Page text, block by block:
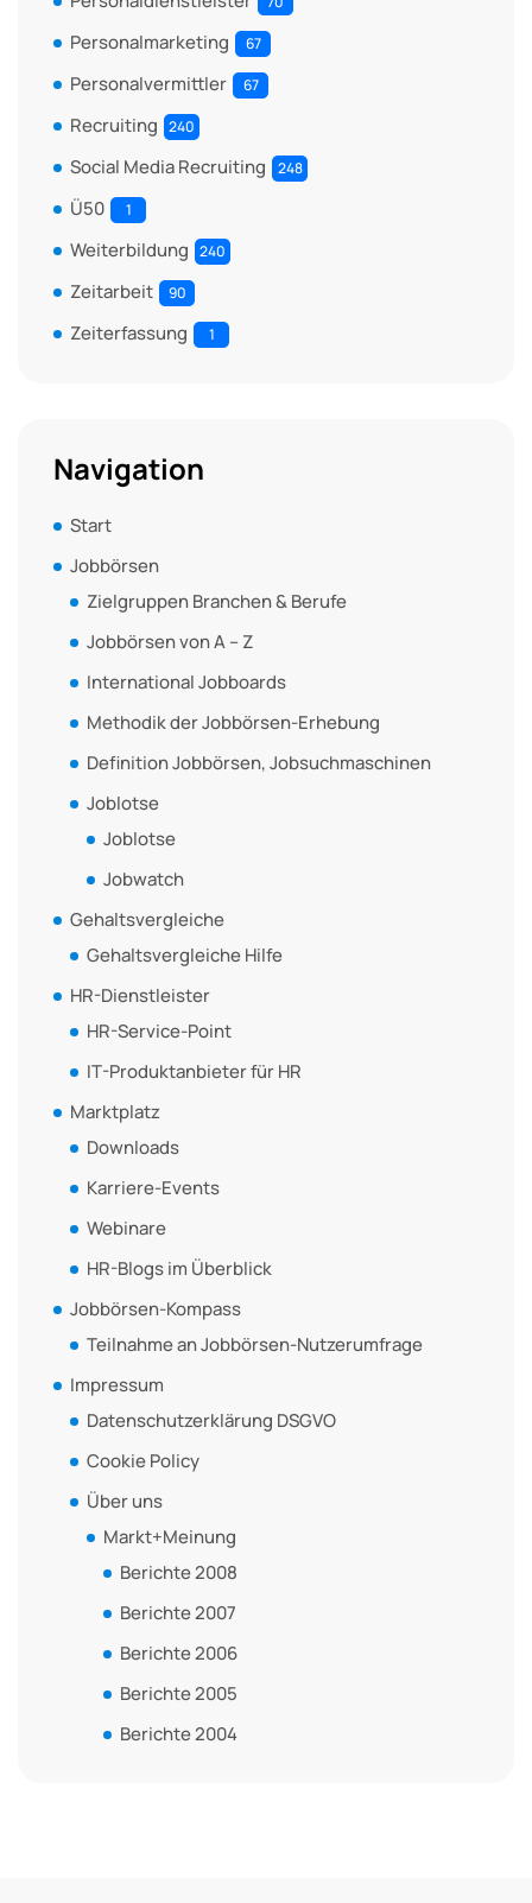
Personalmarketing 67
Personalvermittler 67
Recruiting 240
Social Media Recruiting 248
Ü50 1
Weiterbildung 240
Zeitarbeit 90
Zeiterfassung 1
Navigation
Start
Jobbörsen
Zielgruppen Branchen & Berufe
Jobbörsen von A – Z
International Jobboards
Methodik der Jobbörsen-Erhebung
Definition Jobbörsen, Jobsuchmaschinen
Joblotse
Joblotse
Jobwatch
Gehaltsvergleiche
Gehaltsvergleiche Hilfe
HR-Dienstleister
HR-Service-Point
IT-Produktanbieter für HR
Marktplatz
Downloads
Karriere-Events
Webinare
HR-Blogs im Überblick
Jobbörsen-Kompass
Teilnahme an Jobbörsen-Nutzerumfrage
Impressum
Datenschutzerklärung DSGVO
Cookie Policy
Über uns
Markt+Meinung
Berichte 2008
Berichte 2007
Berichte 2006
Berichte 2005
Berichte 2004